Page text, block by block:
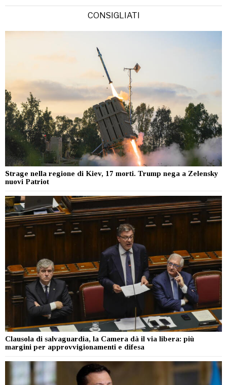
CONSIGLIATI
Strage nella regione di Kiev, 17 morti. Trump nega a Zelensky
nuovi Patriot
Clausola di salvaguardia, la Camera dà il via libera: più
margini per approvvigionamenti e difesa